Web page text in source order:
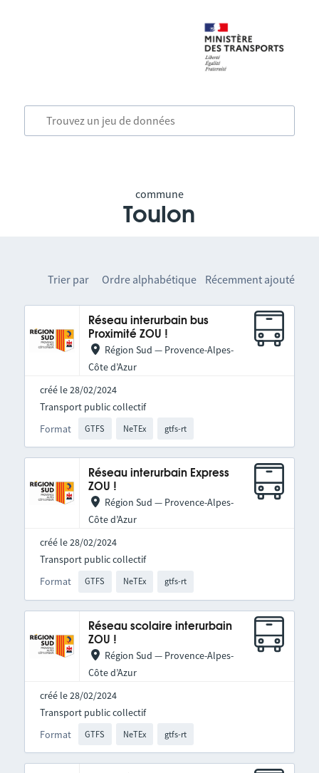
commune
Toulon
Trier par Ordre alphabétique Récemment ajouté
Réseau interurbain bus
Proximité ZOU !
Région Sud — Provence-Alpes-
Côte d’Azur
créé le 28/02/2024
Format GTFS NeTEx gtfs-rt
Transport public collectif
Réseau interurbain Express
ZOU !
Région Sud — Provence-Alpes-
Côte d’Azur
créé le 28/02/2024
Format GTFS NeTEx gtfs-rt
Transport public collectif
Réseau scolaire interurbain
ZOU !
Région Sud — Provence-Alpes-
Côte d’Azur
créé le 28/02/2024
Format GTFS NeTEx gtfs-rt
Transport public collectif